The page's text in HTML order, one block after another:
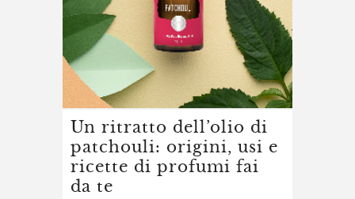
Un ritratto dell’olio di
patchouli: origini, usi e
ricette di profumi fai
da te